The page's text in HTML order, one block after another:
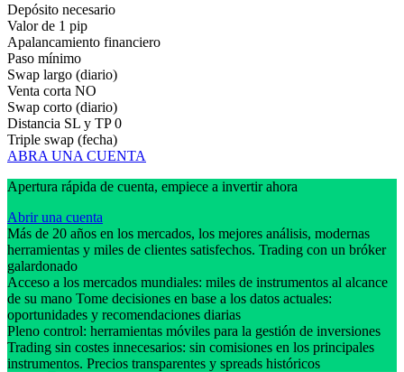
Depósito necesario
Valor de 1 pip
Apalancamiento financiero
Paso mínimo
Swap largo (diario)
Venta corta NO
Swap corto (diario)
Distancia SL y TP 0
Triple swap (fecha)
ABRA UNA CUENTA
Apertura rápida de cuenta, empiece a invertir ahora
Abrir una cuenta
Más de 20 años en los mercados, los mejores análisis, modernas
herramientas y miles de clientes satisfechos. Trading con un bróker
galardonado
Acceso a los mercados mundiales: miles de instrumentos al alcance
de su mano Tome decisiones en base a los datos actuales:
oportunidades y recomendaciones diarias
Pleno control: herramientas móviles para la gestión de inversiones
Trading sin costes innecesarios: sin comisiones en los principales
instrumentos. Precios transparentes y spreads históricos